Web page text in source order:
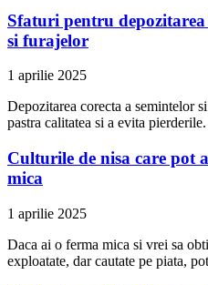
Sfaturi pentru
si furajelor
1 aprilie 2025
Depozitarea corecta a semintelor
pastra calitatea si a evita
Culturile de nisa care pot
mica
1 aprilie 2025
Daca ai o ferma mica si vrei sa
exploatate, dar cautate pe piata,